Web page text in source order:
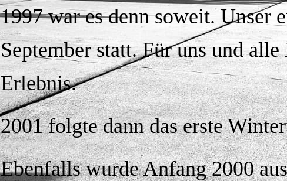
1997 war es denn soweit. Unser
September statt. Für uns und
Erlebnis.
2001 folgte dann das erste
Ebenfalls wurde Anfang 2000